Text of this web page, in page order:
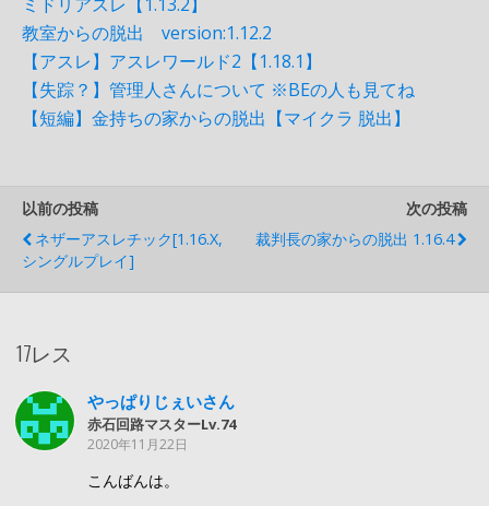
ミドリアスレ【1.13.2】
教室からの脱出 version:1.12.2
【アスレ】アスレワールド2【1.18.1】
【失踪？】管理人さんについて ※BEの人も見てね
【短編】金持ちの家からの脱出【マイクラ 脱出】
以前の投稿
ネザーアスレチック[1.16.x,
シングルプレイ]
次の投稿
裁判長の家からの脱出 1.16.4
17レス
やっぱりじぇいさん
赤石回路マスターLv.74
2020年11月22日
こんばんは。